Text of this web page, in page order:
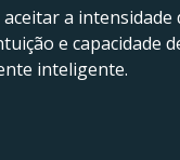
a
e capacidade
inteligente.